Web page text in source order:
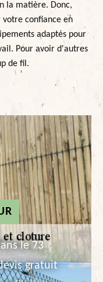
le 73
gratuit
la matière. Donc,
votre confiance en
adaptés pour
Pour avoir d'autres
de fil.